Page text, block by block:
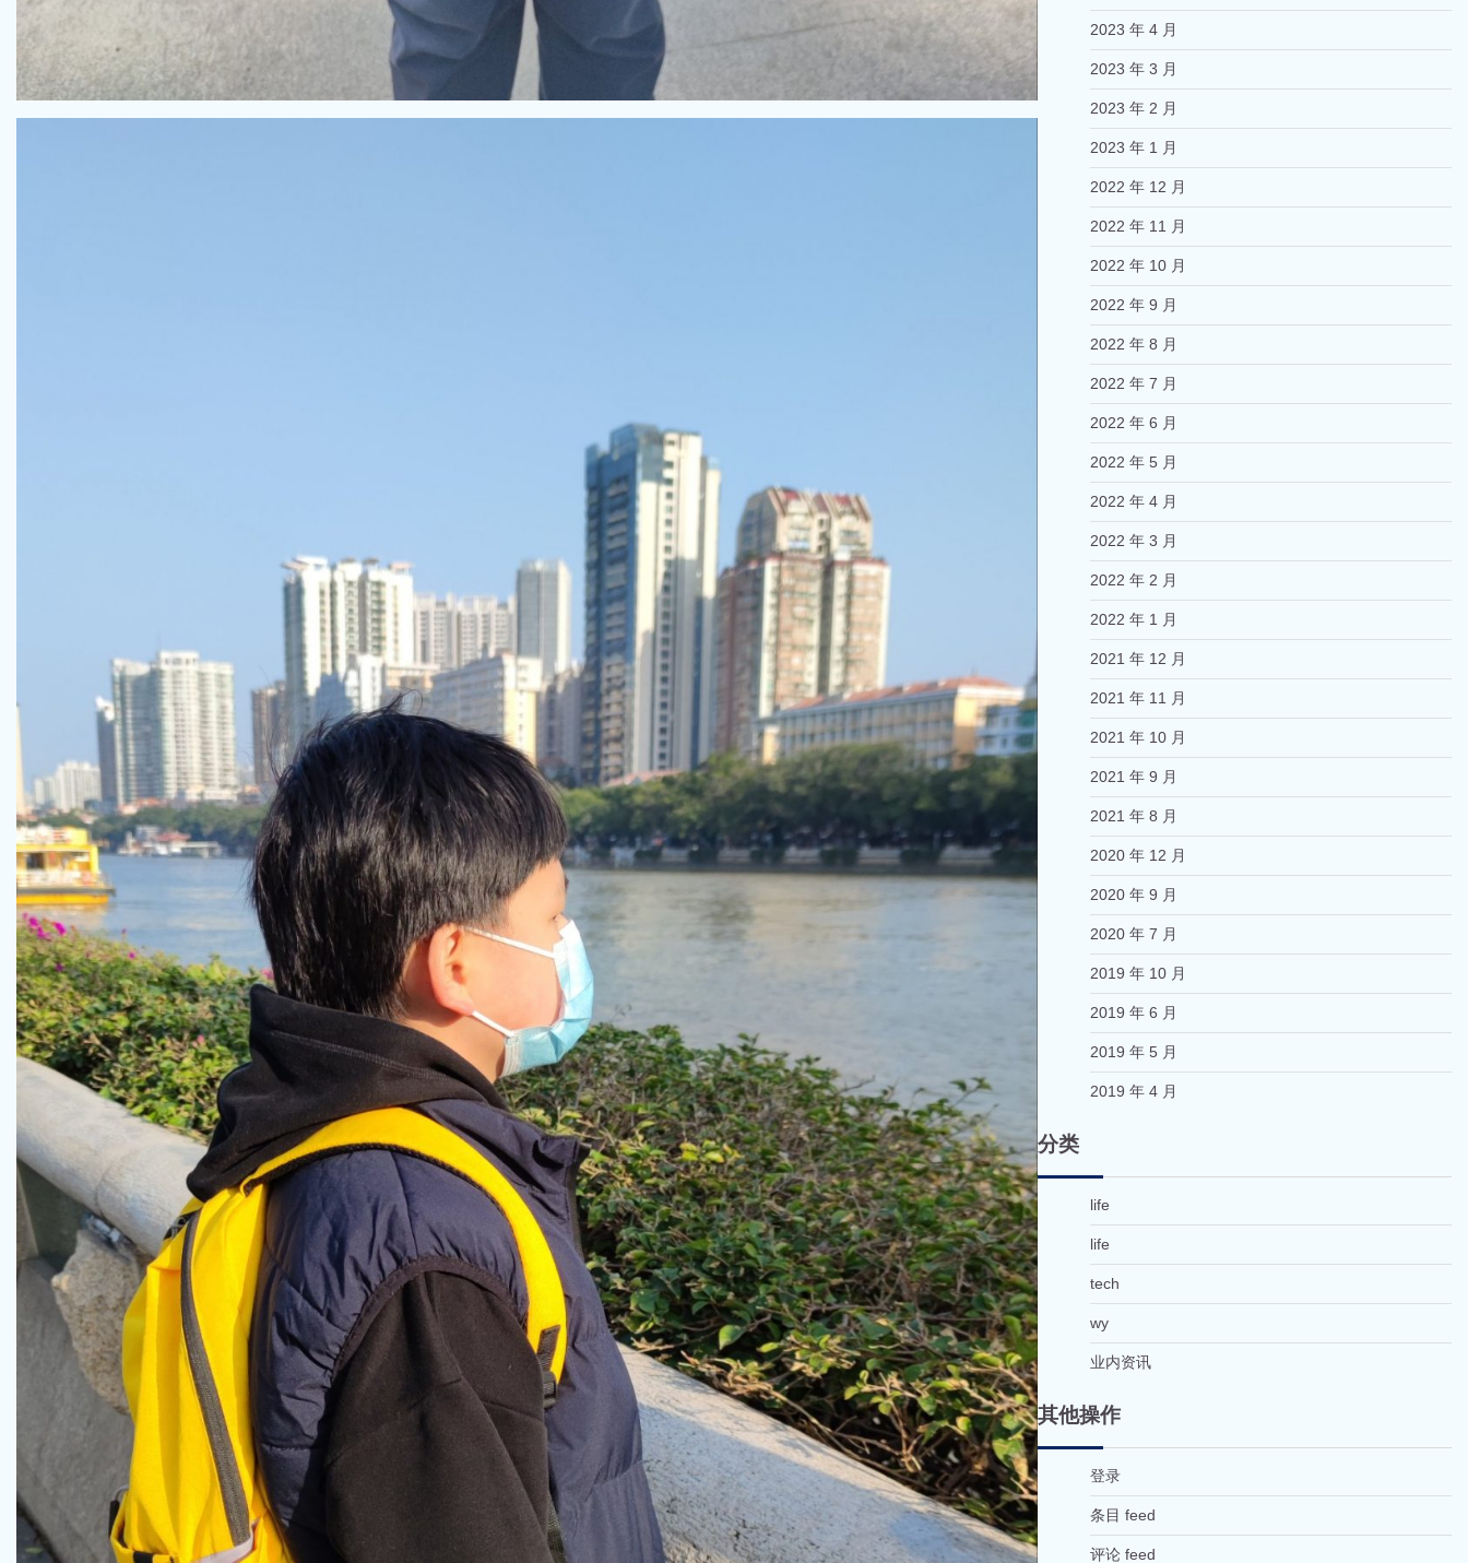
2023 年 4 月
2023 年 3 月
2023 年 2 月
2023 年 1 月
2022 年 12 月
2022 年 11 月
2022 年 10 月
2022 年 9 月
2022 年 8 月
2022 年 7 月
2022 年 6 月
2022 年 5 月
2022 年 4 月
2022 年 3 月
2022 年 2 月
2022 年 1 月
2021 年 12 月
2021 年 11 月
2021 年 10 月
2021 年 9 月
2021 年 8 月
2020 年 12 月
2020 年 9 月
2020 年 7 月
2019 年 10 月
2019 年 6 月
2019 年 5 月
2019 年 4 月
分类
life
life
tech
wy
业内资讯
其他操作
登录
条目 feed
评论 feed